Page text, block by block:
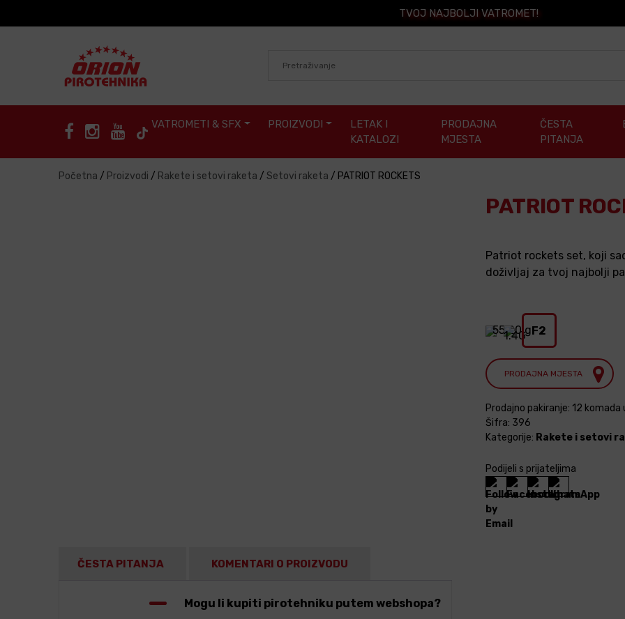
TVOJ NAJBOLJI VATROMET!
VATROMETI & SFX PROIZVODI
LETAK I
KATALOZI
PRODAJNA
MJESTA
ČESTA
PITANJA
Početna / Proizvodi / Rakete i setovi raketa / Setovi raketa / PATRIOT ROCKETS
PATRIOT
Patriot rockets set, koji
doživljaj za tvoj najbolji
55,20 g
1.4G F2
PRODAJNA MJESTA
Prodajno pakiranje: 12 komada
Šifra: 396
Kategorije: Rakete i setovi
Podijeli s prijateljima
ČESTA PITANJA KOMENTARI O PROIZVODU
Mogu li kupiti pirotehniku putem webshopa?